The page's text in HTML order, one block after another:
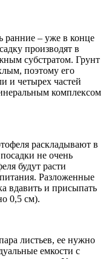
ранние – уже в конце
производят в
субстратом. Грунт
поэтому его
и четырех частей
комплексом
раскладывают в
не очень
будут расти
Разложенные
вдавить и присыпать
0,5 см).
листьев, ее нужно
емкости с